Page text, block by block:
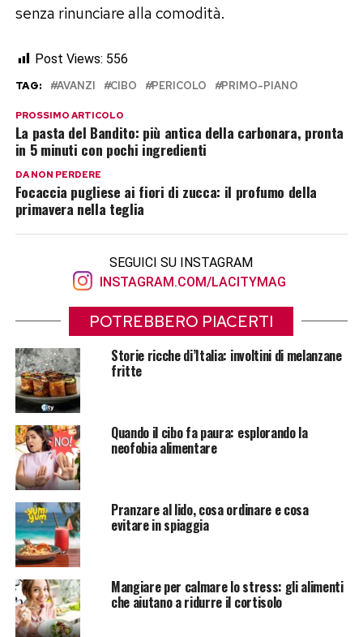
senza rinunciare alla comodità.
Post Views: 556
TAG: AVANZI CIBO PERICOLO PRIMO-PIANO
PROSSIMO ARTICOLO
La pasta del Bandito: più antica della carbonara, pronta
in 5 minuti con pochi ingredienti
DA NON PERDERE
Focaccia pugliese ai fiori di zucca: il profumo della
primavera nella teglia
SEGUICI SU INSTAGRAM
INSTAGRAM.COM/LACITYMAG
POTREBBERO PIACERTI
Storie ricche di’Italia: involtini di melanzane
fritte
Quando il cibo fa paura: esplorando la
neofobia alimentare
Pranzare al lido, cosa ordinare e cosa
evitare in spiaggia
Mangiare per calmare lo stress: gli alimenti
che aiutano a ridurre il cortisolo